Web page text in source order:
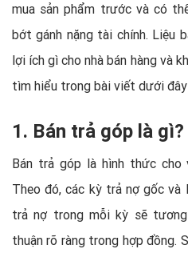
mua sản phẩm trước và có
bớt gánh nặng tài chính. Liệu
lợi ích gì cho nhà bán hàng và
tìm hiểu trong bài viết dưới đây
1. Bán trả góp là
Bán trả góp là hình thức cho
Theo đó, các kỳ trả nợ gốc và
trả nợ trong mỗi kỳ sẽ
thuận rõ ràng trong hợp đồng.